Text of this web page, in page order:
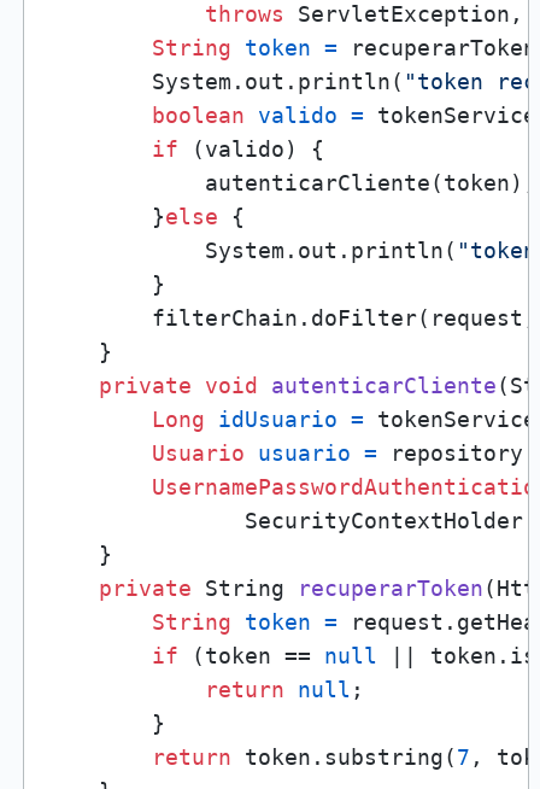
throws ServletException,
String
token =
        System.out.println(
"token
boolean
valido =
if (valido) {
            autenticarCliente(token);
        }
else {
            System.out.println(
        }
    }
private
void autenticarCliente
Long
idUsuario =
Usuario
usuario =
    }
private String recuperarToken
String
token =
if (token == null ||
return
null ;
        }
return token.substring(7 ,